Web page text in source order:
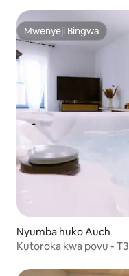
Mwenyeji Bingwa
Mwenyeji Bingwa
Nyumba huko Auch
Kutoroka kwa povu -